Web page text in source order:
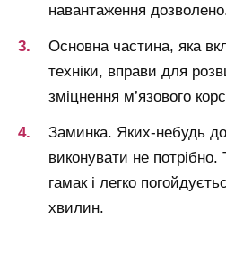
навантаження
Основна частина, яка
техніки, вправи для
зміцнення м’язового
Заминка. Яких-небудь
виконувати не потрібно.
гамак і легко
хвилин.